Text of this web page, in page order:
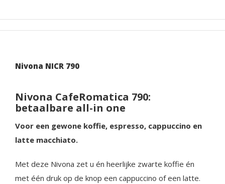
Nivona NICR 790
Nivona CafeRomatica 790:
betaalbare all-in one
Voor een gewone koffie, espresso, cappuccino en
latte macchiato.
Met deze Nivona zet u én heerlijke zwarte koffie én
met één druk op de knop een cappuccino of een latte.